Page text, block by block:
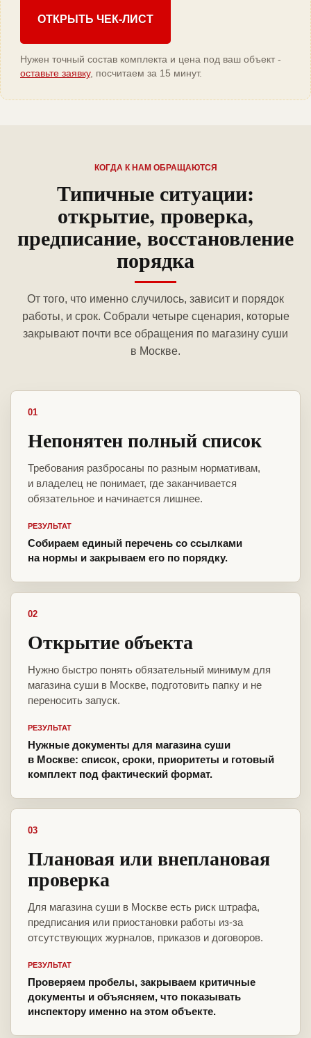
ОТКРЫТЬ ЧЕК-ЛИСТ
Нужен точный состав комплекта и цена под ваш объект -
оставьте заявку, посчитаем за 15 минут.
КОГДА К НАМ ОБРАЩАЮТСЯ
Типичные ситуации:
открытие, проверка,
предписание, восстановление
порядка
От того, что именно случилось, зависит и порядок
работы, и срок. Собрали четыре сценария, которые
закрывают почти все обращения по магазину суши
в Москве.
01
Непонятен полный список
Требования разбросаны по разным нормативам,
и владелец не понимает, где заканчивается
обязательное и начинается лишнее.
РЕЗУЛЬТАТ
Собираем единый перечень со ссылками
на нормы и закрываем его по порядку.
02
Открытие объекта
Нужно быстро понять обязательный минимум для
магазина суши в Москве, подготовить папку и не
переносить запуск.
РЕЗУЛЬТАТ
Нужные документы для магазина суши
в Москве: список, сроки, приоритеты и готовый
комплект под фактический формат.
03
Плановая или внеплановая
проверка
Для магазина суши в Москве есть риск штрафа,
предписания или приостановки работы из-за
отсутствующих журналов, приказов и договоров.
РЕЗУЛЬТАТ
Проверяем пробелы, закрываем критичные
документы и объясняем, что показывать
инспектору именно на этом объекте.